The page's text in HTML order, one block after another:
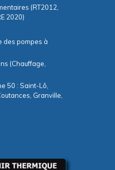
(RT2012,
2020)
des pompes à
(Chauffage,
50 : Saint-Lô,
Granville,